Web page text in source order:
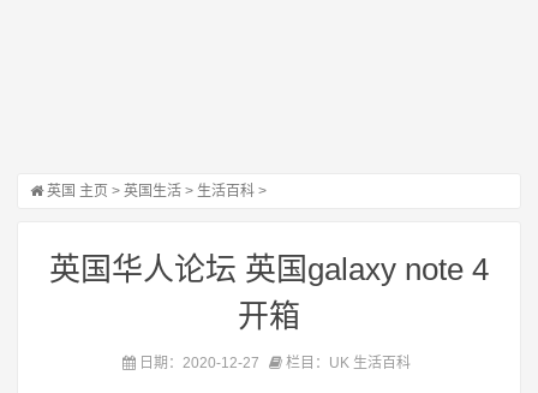
英国 主页 > 英国生活 > 生活百科 >
英国华人论坛 英国galaxy note 4
开箱
日期：2020-12-27 栏目：UK 生活百科